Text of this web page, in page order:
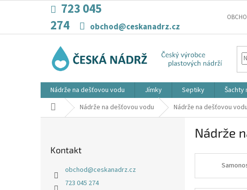
723 045
274
obchod@ceskanadrz.cz
Nádrže na dešťovou vodu Jímky Septiky Šachty
Domů Nádrže na dešťovou vodu Nádrže na dešťovou
Kontakt
obchod@ceskanadrz.cz
723 045 274
Nádrže